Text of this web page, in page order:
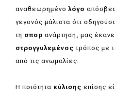
αναθεωρημένο λόγο
γεγονός μάλιστα ότι
τη σπορ ανάρτηση, μας
στρογγυλεμένος τρόπος με
από τις ανωμαλίες.
Η ποιότητα κύλισης επίσης